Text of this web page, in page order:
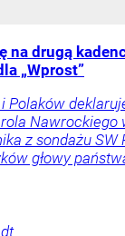
na drugą
„Wprost”
Polaków
z sondażu SW
głowy